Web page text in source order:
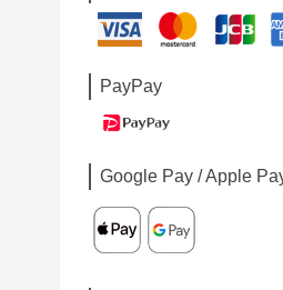
PayPay
Google Pay / Apple